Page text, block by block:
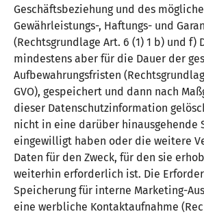
Geschäftsbeziehung und des
Gewährleistungs-, Haftungs- und
(Rechtsgrundlage Art. 6 (1) 1 b) und f)
mindestens aber für die Dauer der
Aufbewahrungsfristen
GVO), gespeichert und dann nach
dieser Datenschutzinformation
nicht in eine darüber hinausgehende
eingewilligt haben oder die weitere
Daten für den Zweck, für den sie
weiterhin erforderlich ist. Die
Speicherung für interne Marketing-
eine werbliche Kontaktaufnahme